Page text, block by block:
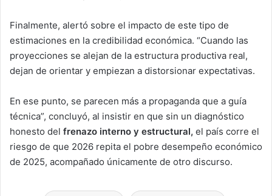
Finalmente, alertó sobre el impacto de este tipo de
estimaciones en la credibilidad económica. “Cuando las
proyecciones se alejan de la estructura productiva real,
dejan de orientar y empiezan a distorsionar expectativas.
En ese punto, se parecen más a propaganda que a guía
técnica”, concluyó, al insistir en que sin un diagnóstico
honesto del frenazo interno y estructural, el país corre el
riesgo de que 2026 repita el pobre desempeño económico
de 2025, acompañado únicamente de otro discurso.